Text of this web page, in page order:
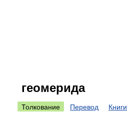
геомерида
Толкование Перевод Книги